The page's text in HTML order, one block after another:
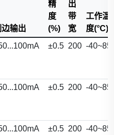
边输出
精
度
(%)
出
带
宽
工作温
度(°C)
±0.5 200 -40~85
±0.5 200 -40~85
±0.5 200 -40~85